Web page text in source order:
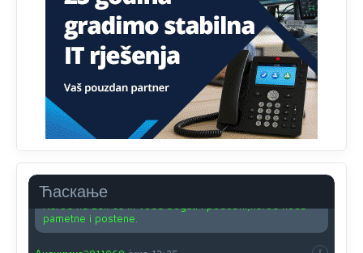
Ћаскање
Nije u svijetu problem,nahraniti siromasnd,kako nahraniti
bogate!?
Анонимно2810587 јуче 11:26
Pozdrav,evo hvata me meze.
Анонимно2811968 11:38
Sta bi rekaoprof.Momcilo Gigovic?Tako je lepi moj!
Анонимно2811968 јуче 12:34
pametne i postene.